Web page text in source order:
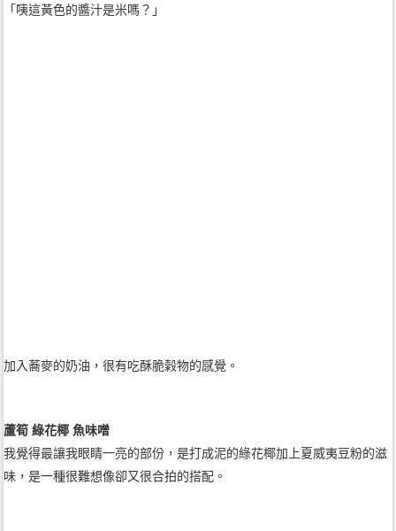
「咦這黃色的醬汁是米嗎？」
加入蕎麥的奶油，很有吃酥脆榖物的感覺。
蘆筍 綠花椰 魚味噌
我覺得最讓我眼睛一亮的部份，是打成泥的綠花椰加上夏威夷豆粉的滋
味，是一種很難想像卻又很合拍的搭配。